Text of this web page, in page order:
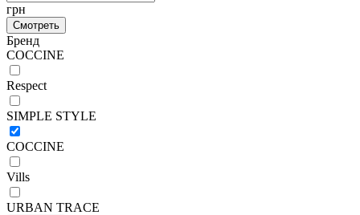
грн
Смотреть
Бренд
COCCINE
Respect
SIMPLE STYLE
COCCINE
Vills
URBAN TRACE